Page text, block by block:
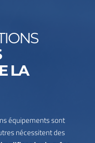
LA
équipements sont
nécessitent des